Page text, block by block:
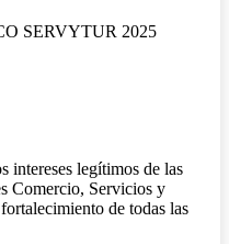
SERVYTUR 2025
intereses legítimos de las
Comercio, Servicios y
de todas las